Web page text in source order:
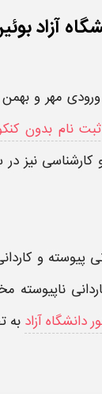
بوئین
نام بدون
کارشناسینیز
پیوسته و
ناپیوسته
دانشگاه آزاد به